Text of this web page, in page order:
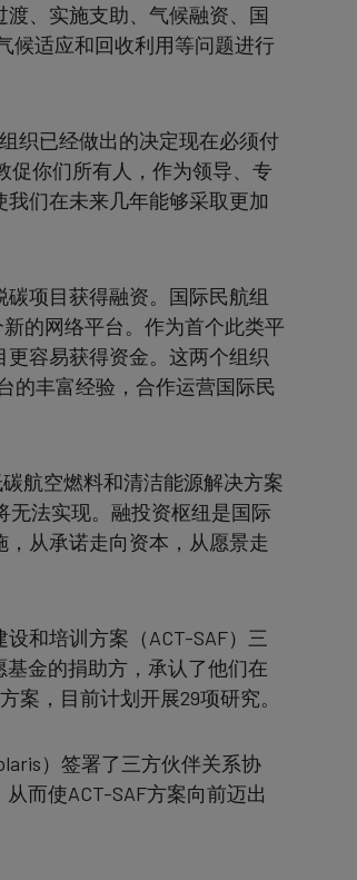
、实施支助、气候融资、国
候适应和回收利用等问题进行
织已经做出的决定现在必须付
促你们所有人，作为领导、专
们在未来几年能够采取更加
项目获得融资。国际民航组
的网络平台。作为首个此类平
容易获得资金。这两个组织
的丰富经验，合作运营国际民
航空燃料和清洁能源解决方案
无法实现。融投资枢纽是国际
从承诺走向资本，从愿景走
和培训方案（ACT-SAF）三
金的捐助方，承认了他们在
案，目前计划开展29项研究。
）签署了三方伙伴关系协
而使ACT-SAF方案向前迈出